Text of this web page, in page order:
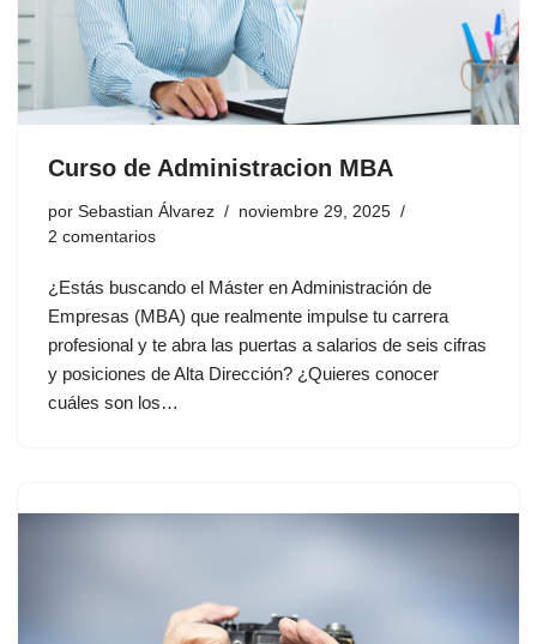
Curso de Administracion MBA
por Sebastian Álvarez
noviembre 29, 2025
2 comentarios
¿Estás buscando el Máster en Administración de
Empresas (MBA) que realmente impulse tu carrera
profesional y te abra las puertas a salarios de seis cifras
y posiciones de Alta Dirección? ¿Quieres conocer
cuáles son los…